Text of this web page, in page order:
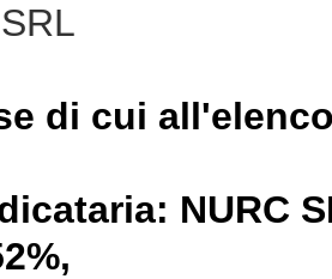
di cui
NURC